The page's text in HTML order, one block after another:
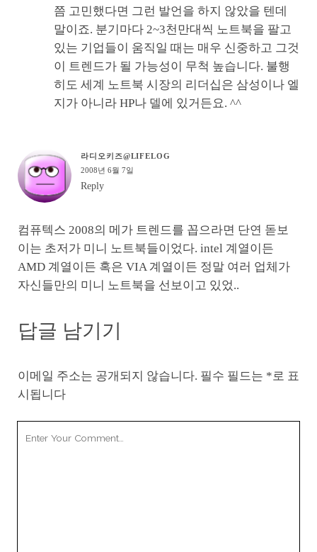
쯤 고민했다면 그런 발언을 하지 않았을 텐데
말이죠. 분기마다 2~3천만대씩 노트북을 팔고
있는 기업들이 움직일 때는 매우 신중하고 그것
이 트렌드가 될 가능성이 무척 높습니다. 불행
히도 세계 노트북 시장의 리더십은 삼성이나 엘
지가 아니라 HP나 델에 있거든요. ^^
라디오키즈@LIFELOG
2008년 6월 7일
Reply
컴퓨텍스 2008의 메가 트렌드를 꼽으라면 단연 돋보
이는 초저가 미니 노트북들이었다. intel 계열이든
AMD 계열이든 혹은 VIA 계열이든 정말 여러 업체가
자신들만의 미니 노트북을 선보이고 있었..
답글 남기기
이메일 주소는 공개되지 않습니다. 필수 필드는 *로 표
시됩니다